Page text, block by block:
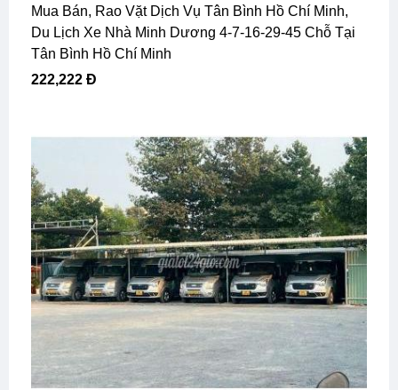
Mua Bán, Rao Vặt Dịch Vụ Tân Bình Hồ Chí Minh,
Du Lịch Xe Nhà Minh Dương 4-7-16-29-45 Chỗ Tại
Tân Bình Hồ Chí Minh
222,222 Đ